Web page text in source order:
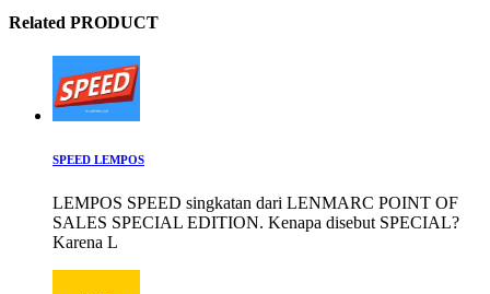
Related PRODUCT
SPEED LEMPOS
LEMPOS SPEED singkatan dari LENMARC POINT OF
SALES SPECIAL EDITION. Kenapa disebut SPECIAL?
Karena L